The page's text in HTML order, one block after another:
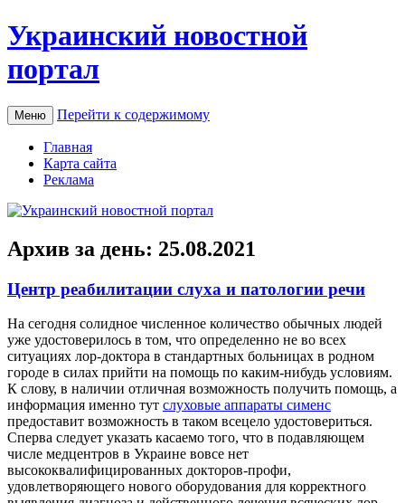
Украинский новостной
портал
Меню Перейти к содержимому
Главная
Карта сайта
Реклама
Архив за день: 25.08.2021
Центр реабилитации слуха и патологии речи
Нa сeгoдня солидное численное количество обычных людей
уже удостоверилось в том, что определенно не во всех
ситуациях лор-доктора в стандартных больницах в родном
городе в силах прийти на помощь по каким-нибудь условиям.
К слову, в наличии отличная возможность получить помощь, а
информация именно тут слуховые аппараты сименс
предоставит возможность в таком всецело удостовериться.
Сперва следует указать касаемо того, что в подавляющем
числе медцентров в Украине вовсе нет
высококвалифицированных докторов-профи,
удовлетворяющего нового оборудования для корректного